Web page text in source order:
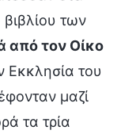
των
από τον Οίκο
Εκκλησία του
μαζί
τα τρία